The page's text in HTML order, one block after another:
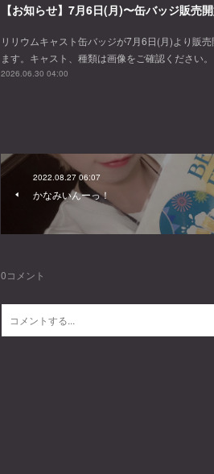
【お知らせ】7月6日(月)〜缶バッジ販売
リリウムキャスト缶バッジが7月6日(月)より販
ます。キャスト、種類は画像をご確認ください。
2026.06.30 04:00
2022.08.27 06:07
かなみいんーっ！
0コメント